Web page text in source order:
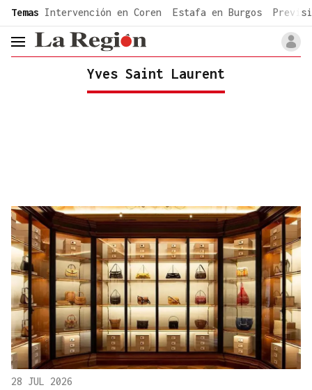
common.go-to-content
Temas Intervención en Coren Estafa en Burgos
header.menu.open
Yves Saint Laurent
28 JUL 2026